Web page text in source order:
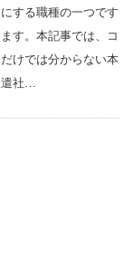
する職種の一つです
す。本記事では、コ
けでは分からない本
遣社…